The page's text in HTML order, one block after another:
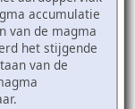
accumulatie
van de magma
het stijgende
van de